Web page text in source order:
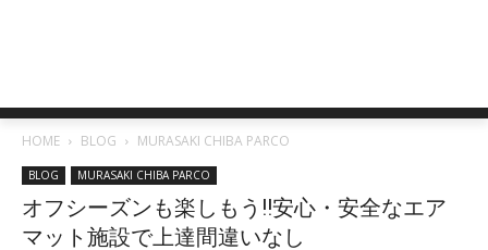
HOME BLOG MURASAKI CHIBA PARCO
BLOG MURASAKI CHIBA PARCO
オフシーズンも楽しもう!!安心・安全なエア
マット施設で上達間違いなし